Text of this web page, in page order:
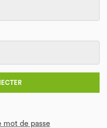
mot de passe